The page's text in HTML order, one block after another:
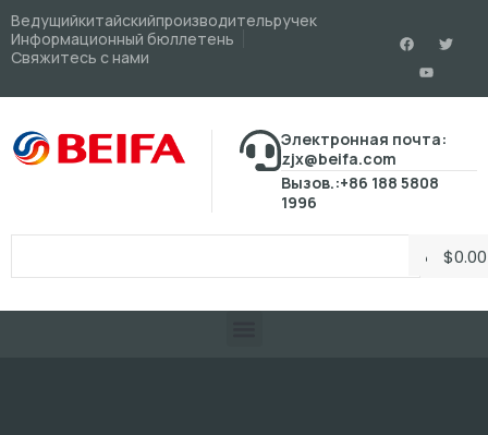
Ведущийкитайскийпроизводительручек
Информационный бюллетень
Свяжитесь с нами
Электронная почта:
zjx@beifa.com
Вызов.:+86 188 5808
1996
$0.00